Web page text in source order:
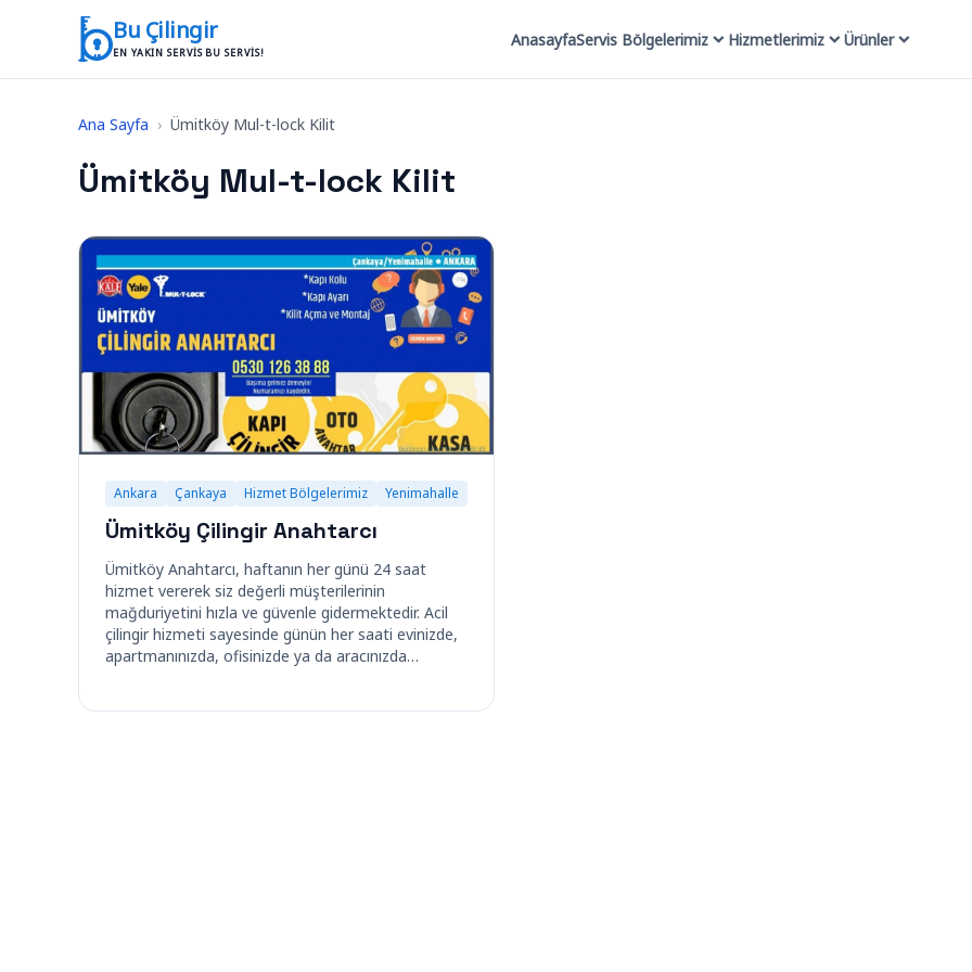
İçeriğe geç
Bu Çilingir
EN YAKIN SERVIS BU SERVIS!
AnasayfaServis Bölgelerimiz Hizmetlerimiz Ürünler
Ana Sayfa › Ümitköy Mul-t-lock Kilit
Ümitköy Mul-t-lock Kilit
Ankara Çankaya Hizmet Bölgelerimiz Yenimahalle
Ümitköy Çilingir Anahtarcı
Ümitköy Anahtarcı, haftanın her günü 24 saat
hizmet vererek siz değerli müşterilerinin
mağduriyetini hızla ve güvenle gidermektedir. Acil
çilingir hizmeti sayesinde günün her saati evinizde,
apartmanınızda, ofisinizde ya da aracınızda…